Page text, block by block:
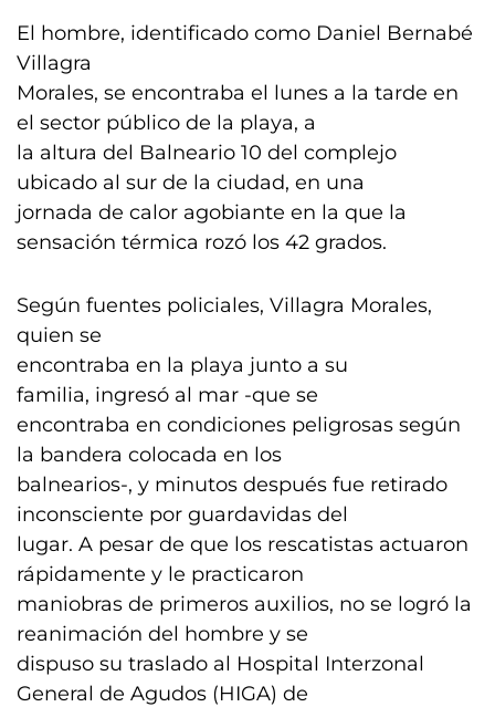
El hombre, identificado como Daniel Bernabé
Villagra
Morales, se encontraba el lunes a la tarde en
el sector público de la playa, a
la altura del Balneario 10 del complejo
ubicado al sur de la ciudad, en una
jornada de calor agobiante en la que la
sensación térmica rozó los 42 grados.
Según fuentes policiales, Villagra Morales,
quien se
encontraba en la playa junto a su
familia, ingresó al mar -que se
encontraba en condiciones peligrosas según
la bandera colocada en los
balnearios-, y minutos después fue retirado
inconsciente por guardavidas del
lugar. A pesar de que los rescatistas actuaron
rápidamente y le practicaron
maniobras de primeros auxilios, no se logró la
reanimación del hombre y se
dispuso su traslado al Hospital Interzonal
General de Agudos (HIGA) de